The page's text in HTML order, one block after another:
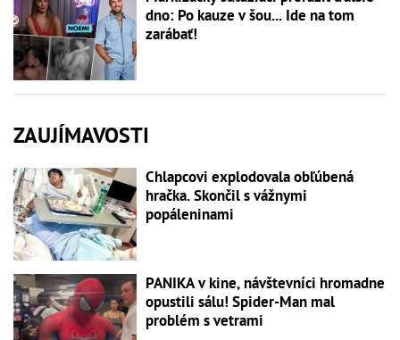
dno: Po kauze v šou... Ide na tom
zarábať!
ZAUJÍMAVOSTI
Chlapcovi explodovala obľúbená
hračka. Skončil s vážnymi
popáleninami
PANIKA v kine, návštevníci hromadne
opustili sálu! Spider-Man mal
problém s vetrami